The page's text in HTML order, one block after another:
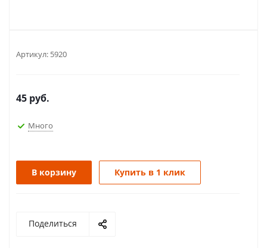
Артикул: 5920
45 руб.
Много
В корзину Купить в 1 клик
Поделиться